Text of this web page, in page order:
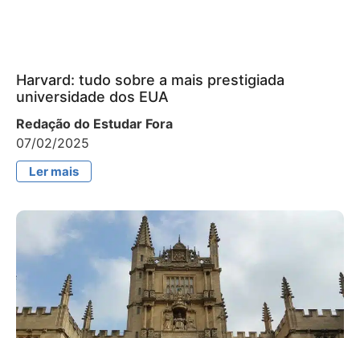
Harvard: tudo sobre a mais prestigiada
universidade dos EUA
Redação do Estudar Fora
07/02/2025
Ler mais